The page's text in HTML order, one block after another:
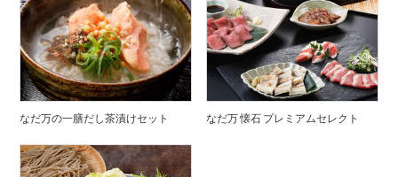
なだ万の一膳だし茶漬けセット なだ万 懐石 プレミアムセレクト